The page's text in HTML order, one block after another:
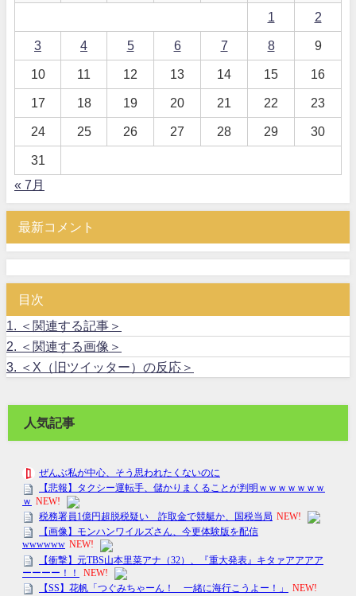
1 2
3 4 5 6 7 8 9
10 11 12 13 14 15 16
17 18 19 20 21 22 23
24 25 26 27 28 29 30
31
« 7月
最新コメント
目次
1.
＜関連する記事＞
2.
＜関連する画像＞
3.
＜X（旧ツイッター）の反応＞
人気記事